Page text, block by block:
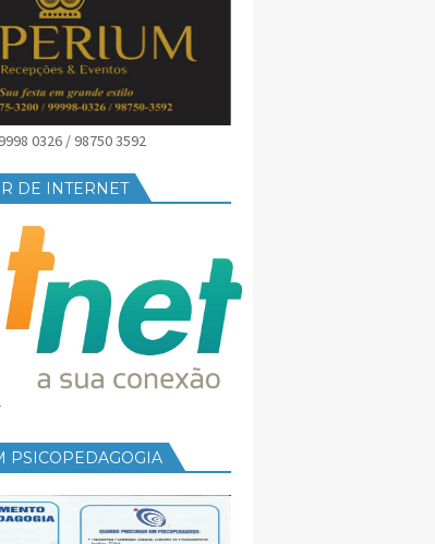
0326 / 98750 3592
DE INTERNET
PSICOPEDAGOGIA